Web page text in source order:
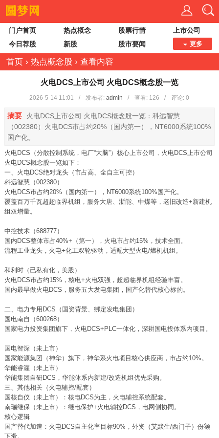
门户首页 热点概念 股票行情
上市公司
今日荐股
新股 股市要闻 更多
首页 › 热点概念股 › 查看内容
火电DCS上市公司 火电DCS概念股一览
2026-5-14 11:01 / 发布者:admin / 查看: 126 / 评论: 0
摘要
火电DCS上市公司 火电DCS概念股一览：科远智慧
（002380）火电DCS市占约20%（国内第一），NT6000系统100%
国产化。
火电DCS（分散控制系统，电厂“大脑”）核心上市公司，火电DCS上市公司
火电DCS概念股一览如下：
一、火电DCS绝对龙头（市占高、全自主可控）
科远智慧（002380）
火电DCS市占约20%（国内第一），NT6000系统100%国产化。
覆盖百万千瓦超超临界机组，服务大唐、浙能、中煤等，老旧改造+新建机
组双增量。
中控技术（688777）
国内DCS整体市占40%+（第一），火电市占约15%，技术全面。
流程工业龙头，火电+化工双轮驱动，适配大型火电/燃机机组。
和利时（已私有化，美股）
火电DCS市占约15%，核电+火电双强，超超临界机组经验丰富。
国内最早做火电DCS，服务五大发电集团，国产化替代核心标的。
二、电力专用DCS（国资背景、绑定发电集团）
国电南自（600268）
国家电力投资集团旗下，火电DCS+PLC一体化，深耕国电投体系内项目。
国电智深（未上市）
国家能源集团（神华）旗下，神华系火电项目核心供应商，市占约10%。
华能睿渥（未上市）
华能集团自研DCS，华能体系内新建/改造机组优先采购。
三、其他相关（火电辅控/配套）
国核自仪（未上市）：核电DCS为主，火电辅控系统配套。
南瑞继保（未上市）：继电保护+火电辅控DCS，电网侧协同。
核心逻辑
国产替代加速：火电DCS自主化率目标90%，外资（艾默生/西门子）份额
下滑。